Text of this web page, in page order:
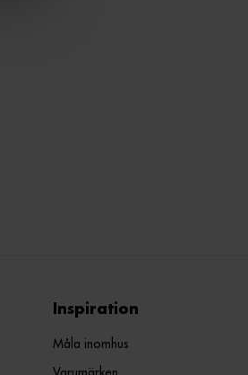
Inspiration
Måla inomhus